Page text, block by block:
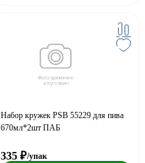
Набор кружек PSB 55229 для пива
670мл*2шт ПАБ
335 ₽/упак